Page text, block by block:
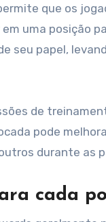
que os
uma posição
seu papel,
de
pode
durante as
cada